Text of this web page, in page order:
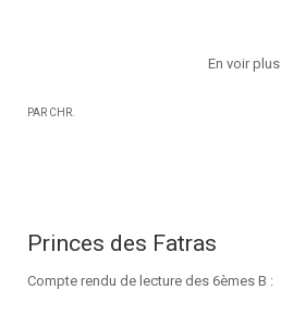
En voir plus
PAR CHR.
Princes des Fatras
Compte rendu de lecture des 6èmes B :